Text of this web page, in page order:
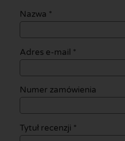
Nazwa *
Adres e-mail *
Numer zamówienia
Tytuł recenzji *